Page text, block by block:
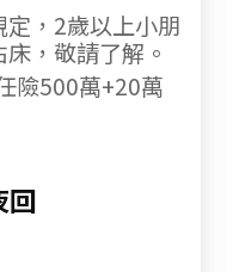
，2歲以上小朋
，敬請了解。
險500萬+20萬
回